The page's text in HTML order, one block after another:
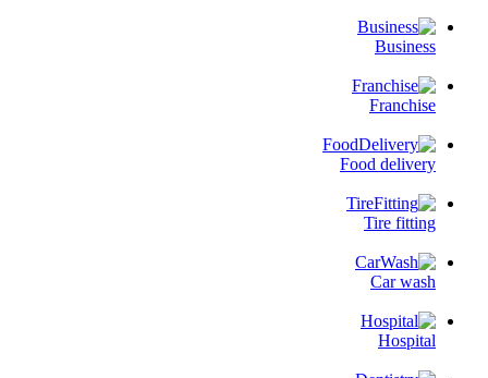
Business
Franchise
Food delivery
Tire fitting
Car wash
Hospital